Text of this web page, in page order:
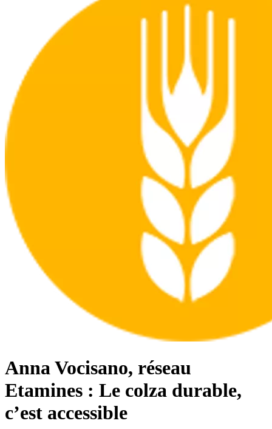
Anna Vocisano, réseau
Etamines : Le colza durable,
c’est accessible